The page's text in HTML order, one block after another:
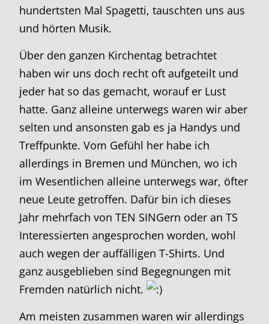
hundertsten Mal Spagetti, tauschten uns aus
und hörten Musik.
Über den ganzen Kirchentag betrachtet
haben wir uns doch recht oft aufgeteilt und
jeder hat so das gemacht, worauf er Lust
hatte. Ganz alleine unterwegs waren wir aber
selten und ansonsten gab es ja Handys und
Treffpunkte. Vom Gefühl her habe ich
allerdings in Bremen und München, wo ich
im Wesentlichen alleine unterwegs war, öfter
neue Leute getroffen. Dafür bin ich dieses
Jahr mehrfach von TEN SINGern oder an TS
Interessierten angesprochen worden, wohl
auch wegen der auffälligen T-Shirts. Und
ganz ausgeblieben sind Begegnungen mit
Fremden natürlich nicht.
Am meisten zusammen waren wir allerdings